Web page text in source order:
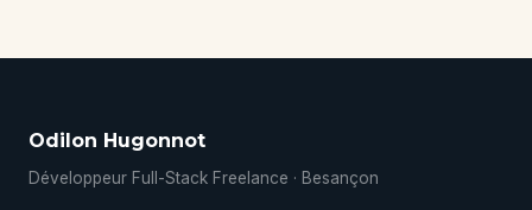
Odilon Hugonnot
Développeur Full-Stack Freelance · Besançon